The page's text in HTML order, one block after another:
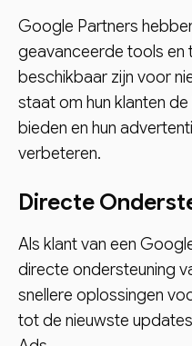
Google Partners
geavanceerde tools en
beschikbaar zijn voor
staat om hun klanten
bieden en hun
verbeteren.
Directe
Als klant van een
directe ondersteuning
snellere oplossingen
tot de nieuwste